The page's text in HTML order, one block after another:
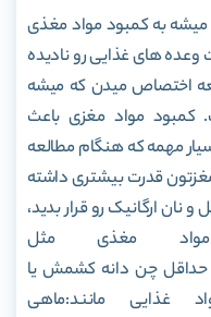
میشه به کمبود مواد مغذی
وعده های غذایی رو نادیده
اختصاص میدن که میشه
کمبود مواد مغزی باعث
مهمه که هنگام مطالعه
قدرت بیشتری داشته
نان ارگانیک رو قرار بدید،
مغذی مثل
حداقل چن دانه کشمش یا
غذایی مانند:ماهی